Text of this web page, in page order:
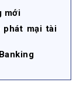
mới
phát mại tài